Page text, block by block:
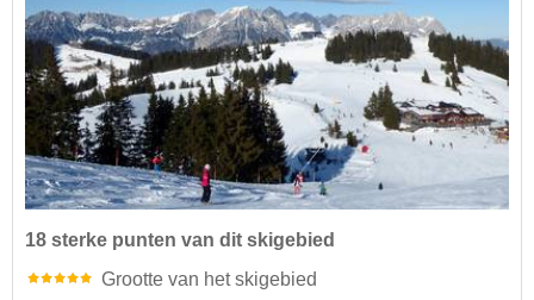
18 sterke punten van dit skigebied
Grootte van het skigebied